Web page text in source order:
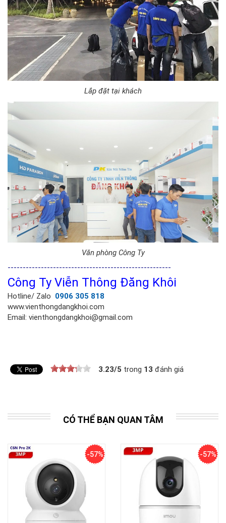
Lắp đặt tại khách
Văn phòng Công Ty
------------------------------------------------------
Công Ty Viễn Thông Đăng Khôi
Hotline/ Zalo 0906 305 818
www.vienthongdangkhoi.com
Email: vienthongdangkhoi@gmail.com
3.23/5 trong 13 đánh giá
CÓ THỂ BẠN QUAN TÂM
-57% -57%